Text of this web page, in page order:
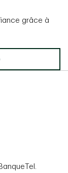
grâce à